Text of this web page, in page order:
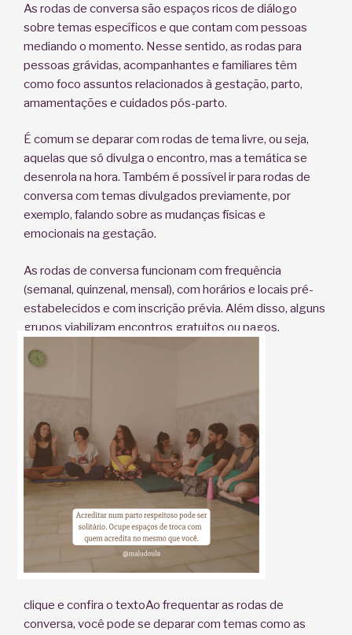
As rodas de conversa são espaços ricos de diálogo
sobre temas específicos e que contam com pessoas
mediando o momento. Nesse sentido, as rodas para
pessoas grávidas, acompanhantes e familiares têm
como foco assuntos relacionados à gestação, parto,
amamentações e cuidados pós-parto.
É comum se deparar com rodas de tema livre, ou seja,
aquelas que só divulga o encontro, mas a temática se
desenrola na hora. Também é possível ir para rodas de
conversa com temas divulgados previamente, por
exemplo, falando sobre as mudanças físicas e
emocionais na gestação.
As rodas de conversa funcionam com frequência
(semanal, quinzenal, mensal), com horários e locais pré-
estabelecidos e com inscrição prévia. Além disso, alguns
grupos viabilizam encontros gratuitos ou pagos.
clique e confira o textoAo frequentar as rodas de
conversa, você pode se deparar com temas como as